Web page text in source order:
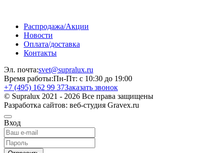
Распродажа/Акции
Новости
Оплата/доставка
Контакты
Эл. почта:svet@supralux.ru
Время работы:Пн-Пт: с 10:30 до 19:00
+7 (495) 162 99 37Заказать звонок
© Supralux 2021 - 2026 Все права защищены
Разработка сайтов: веб-студия Gravex.ru
Вход